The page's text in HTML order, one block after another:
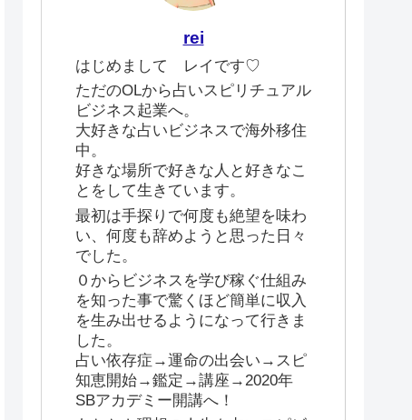
rei
はじめまして レイです♡
ただのOLから占いスピリチュアル
ビジネス起業へ。
大好きな占いビジネスで海外移住
中。
好きな場所で好きな人と好きなこ
とをして生きています。
最初は手探りで何度も絶望を味わ
い、何度も辞めようと思った日々
でした。
０からビジネスを学び稼ぐ仕組み
を知った事で驚くほど簡単に収入
を生み出せるようになって行きま
した。
占い依存症→運命の出会い→スピ
知恵開始→鑑定→講座→2020年
SBアカデミー開講へ！